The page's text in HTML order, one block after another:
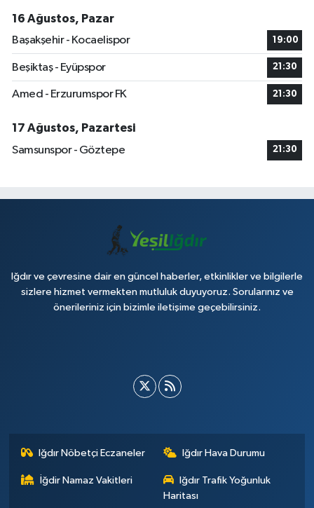
16 Ağustos, Pazar
Başakşehir - Kocaelispor
19:00
Beşiktaş - Eyüpspor 21:30
Amed - Erzurumspor FK 21:30
17 Ağustos, Pazartesi
Samsunspor - Göztepe
21:30
Iğdır ve çevresine dair en güncel haberler, etkinlikler ve bilgilerle
sizlere hizmet vermekten mutluluk duyuyoruz. Sorularınız ve
önerileriniz için bizimle iletişime geçebilirsiniz.
Iğdır Nöbetçi Eczaneler Iğdır Hava Durumu
İğdir Namaz Vakitleri
Iğdır Trafik Yoğunluk
Haritası